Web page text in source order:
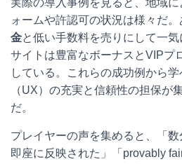
実際の導入事例を見ると、地域
ォームや許認可の状況は様々だ。
金と低い手数料を売りにして一
サイトは豊富なボーナスとVIPプ
している。これらの成功例から
（UX）の充実と信頼性の担保が
だ。
プレイヤーの声を集めると、「
即座に反映された」「provably